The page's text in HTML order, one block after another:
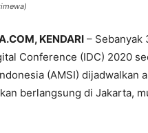
KENDARI –
Conference (IDC) 2020
(AMSI) dijadwalkan
berlangsung di Jakarta,